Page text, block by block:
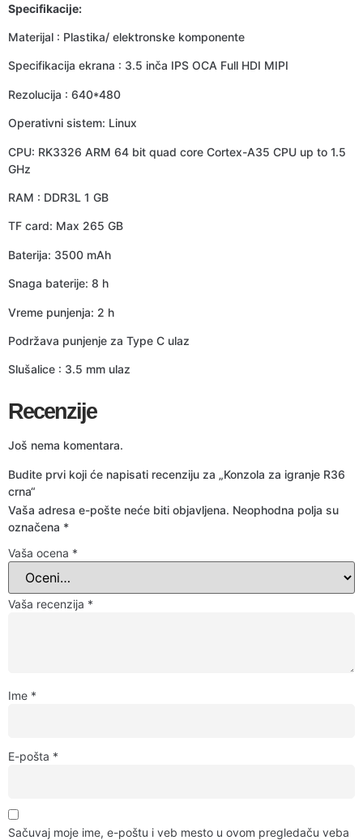
Specifikacije:
Materijal : Plastika/ elektronske komponente
Specifikacija ekrana : 3.5 inča IPS OCA Full HDI MIPI
Rezolucija : 640*480
Operativni sistem: Linux
CPU: RK3326 ARM 64 bit quad core Cortex-A35 CPU up to 1.5
GHz
RAM : DDR3L 1 GB
TF card: Max 265 GB
Baterija: 3500 mAh
Snaga baterije: 8 h
Vreme punjenja: 2 h
Podržava punjenje za Type C ulaz
Slušalice : 3.5 mm ulaz
Recenzije
Još nema komentara.
Budite prvi koji će napisati recenziju za „Konzola za igranje R36
crna“
Vaša adresa e-pošte neće biti objavljena. Neophodna polja su
označena *
Vaša ocena *
Vaša recenzija *
Ime *
E-pošta *
Sačuvaj moje ime, e-poštu i veb mesto u ovom pregledaču veba